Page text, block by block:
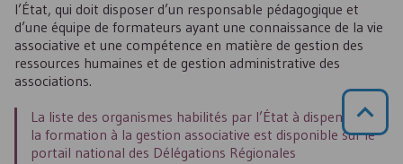
l’État, qui doit disposer d’un responsable pédagogique et
d’une équipe de formateurs ayant une connaissance de la vie
associative et une compétence en matière de gestion des
ressources humaines et de gestion administrative des
associations.
La liste des organismes habilités par l’État à dispenser
la formation à la gestion associative est disponible sur le
portail national des Délégations Régionales